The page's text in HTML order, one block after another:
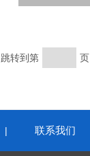
跳转到第 页
| 联系我们